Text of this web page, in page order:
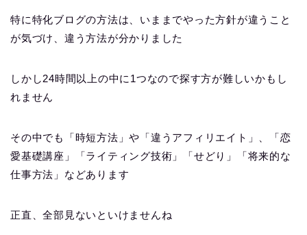
特に特化ブログの方法は、いままでやった方針が違うこと
が気づけ、違う方法が分かりました
しかし24時間以上の中に1つなので探す方が難しいかもし
れません
その中でも「時短方法」や「違うアフィリエイト」、「恋
愛基礎講座」「ライティング技術」「せどり」「将来的な
仕事方法」などあります
正直、全部見ないといけませんね